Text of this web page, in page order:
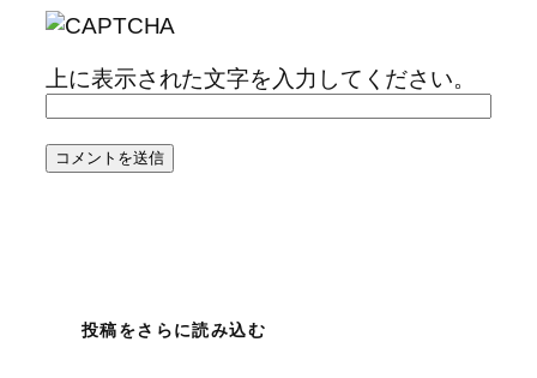
上に表示された文字を入力してください。
投稿をさらに読み込む